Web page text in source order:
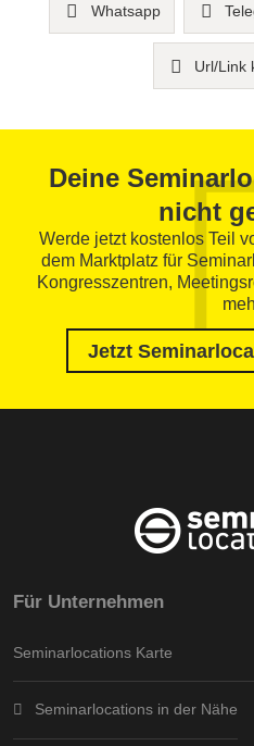
Whatsapp
Url/Link
Deine
nicht
Werde jetzt kostenlos Teil
dem Marktplatz für
Kongresszentren,
Jetzt
Für Unternehmen
Seminarlocations Karte
Seminarlocations in der Nähe